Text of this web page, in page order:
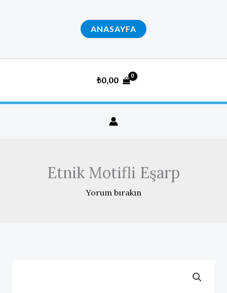
ANASAYFA
₺0,00
Etnik Motifli Eşarp
Yorum bırakın